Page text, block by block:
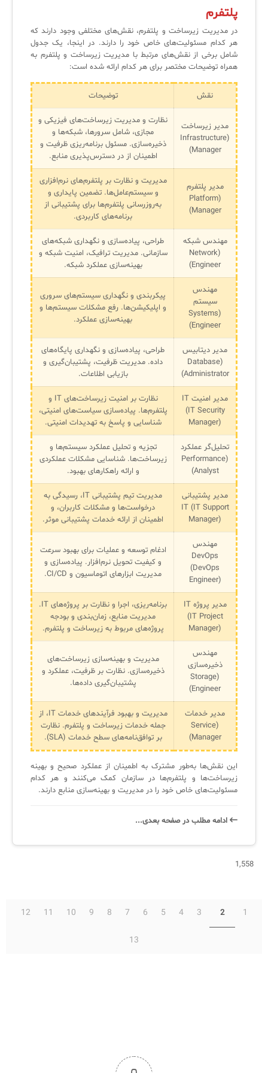
پلتفرم
در مدیریت زیرساخت و پلتفرم، نقش‌های مختلفی وجود دارند که
هر کدام مسئولیت‌های خاص خود را دارند. در اینجا، یک جدول
شامل برخی از نقش‌های مرتبط با مدیریت زیرساخت و پلتفرم به
همراه توضیحات مختصر برای هر کدام ارائه شده است:
نقش توضیحات
مدیر زیرساخت
(Infrastructure
Manager)
نظارت و مدیریت زیرساخت‌های فیزیکی و
مجازی، شامل سرورها، شبکه‌ها و
ذخیره‌سازی. مسئول برنامه‌ریزی ظرفیت و
اطمینان از در دسترس‌پذیری منابع.
مدیر پلتفرم
(Platform
Manager)
مدیریت و نظارت بر پلتفرم‌های نرم‌افزاری
و سیستم‌عامل‌ها. تضمین پایداری و
به‌روزرسانی پلتفرم‌ها برای پشتیبانی از
برنامه‌های کاربردی.
مهندس شبکه
(Network
Engineer)
طراحی، پیاده‌سازی و نگهداری شبکه‌های
سازمانی. مدیریت ترافیک، امنیت شبکه و
بهینه‌سازی عملکرد شبکه.
مهندس
سیستم
(Systems
Engineer)
پیکربندی و نگهداری سیستم‌های سروری
و اپلیکیشن‌ها. رفع مشکلات سیستم‌ها و
بهینه‌سازی عملکرد.
مدیر دیتابیس
(Database
Administrator)
طراحی، پیاده‌سازی و نگهداری پایگاه‌های
داده. مدیریت ظرفیت، پشتیبان‌گیری و
بازیابی اطلاعات.
مدیر امنیت IT
(IT Security
Manager)
نظارت بر امنیت زیرساخت‌های IT و
پلتفرم‌ها. پیاده‌سازی سیاست‌های امنیتی،
شناسایی و پاسخ به تهدیدات امنیتی.
تحلیل‌گر عملکرد
(Performance
Analyst)
تجزیه و تحلیل عملکرد سیستم‌ها و
زیرساخت‌ها. شناسایی مشکلات عملکردی
و ارائه راهکارهای بهبود.
مدیر پشتیبانی
IT (IT Support
Manager)
مدیریت تیم پشتیبانی IT، رسیدگی به
درخواست‌ها و مشکلات کاربران، و
اطمینان از ارائه خدمات پشتیبانی موثر.
مهندس
DevOps
(DevOps
Engineer)
ادغام توسعه و عملیات برای بهبود سرعت
و کیفیت تحویل نرم‌افزار. پیاده‌سازی و
مدیریت ابزارهای اتوماسیون و CI/CD.
مدیر پروژه IT
(IT Project
Manager)
برنامه‌ریزی، اجرا و نظارت بر پروژه‌های IT.
مدیریت منابع، زمان‌بندی و بودجه
پروژه‌های مربوط به زیرساخت و پلتفرم.
مهندس
ذخیره‌سازی
(Storage
Engineer)
مدیریت و بهینه‌سازی زیرساخت‌های
ذخیره‌سازی. نظارت بر ظرفیت، عملکرد و
پشتیبان‌گیری داده‌ها.
مدیر خدمات
(Service
Manager)
مدیریت و بهبود فرآیندهای خدمات IT، از
جمله خدمات زیرساخت و پلتفرم. نظارت
بر توافق‌نامه‌های سطح خدمات (SLA).
این نقش‌ها به‌طور مشترک به اطمینان از عملکرد صحیح و بهینه
زیرساخت‌ها و پلتفرم‌ها در سازمان کمک می‌کنند و هر کدام
مسئولیت‌های خاص خود را در مدیریت و بهینه‌سازی منابع دارند.
ادامه‌ مطلب در صفحه‌ بعدی...
1,558
1
2
3
4
5
6
7
8
9
10
11
12
13
✦
مدیریت خدمات سازمانی
سرویس دسک پلاس MSP
اندپوینت سنترال [سامانه مدیریت نقاط پایانی]
AD360
◆
Log360 ابزار SIEM
برنامه‌ساز هوشمند App Creator
سیستم هوشمند مدیریت فروش و فاکتور
سامانه مدیریت امنیت اطلاعات
✧
سلف سرویس کاربران
سامانه مدیریت دارایی‌ها [Asset Explorer]
سامانه مدیریت پشتیبانی مشتریان
DDI
◉
ManageEngine Malware Protection Plus
سامانه مدیریت دسترسی ممتاز
سامانه مدیریت و مانیتورینگ شبکه
سامانه آزمون آنلاین
✦
مدیریت خدمات منابع انسانی
CIs Control
مجموعه راهکارهای آیناک
✦
آموزش سیستم مدیریت خدمات فناوری اطلاعات
نکته‌های کلیدی برای مدیر انفورماتیک
آموزش‌ ویدیویی مفاهیم سرویس دسک
ITIL & SDP
◆
آموزش فارسی ITIL4
چارچوب ITIL برای همه
فلافلی_فناوری
آرشیو دانلودهای مدانت
لیست دوره‌ها
مقالات آموزشی